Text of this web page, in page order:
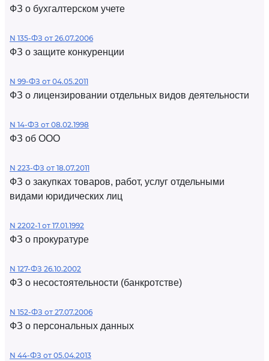
ФЗ о бухгалтерском учете
N 135-ФЗ от 26.07.2006
ФЗ о защите конкуренции
N 99-ФЗ от 04.05.2011
ФЗ о лицензировании отдельных видов деятельности
N 14-ФЗ от 08.02.1998
ФЗ об ООО
N 223-ФЗ от 18.07.2011
ФЗ о закупках товаров, работ, услуг отдельными
видами юридических лиц
N 2202-1 от 17.01.1992
ФЗ о прокуратуре
N 127-ФЗ 26.10.2002
ФЗ о несостоятельности (банкротстве)
N 152-ФЗ от 27.07.2006
ФЗ о персональных данных
N 44-ФЗ от 05.04.2013